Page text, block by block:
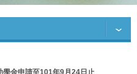
學金申請至101年9月24日止